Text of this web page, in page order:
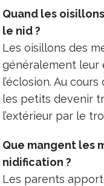
Quand les
le nid ?
Les oisillons des
généralement leur
l’éclosion. Au
les petits devenir
l’extérieur par le
Que mangent les
nidification ?
Les parents